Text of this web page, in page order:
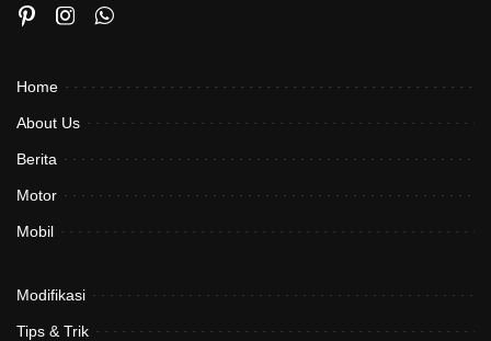
Home
About Us
Berita
Motor
Mobil
Modifikasi
Tips & Trik